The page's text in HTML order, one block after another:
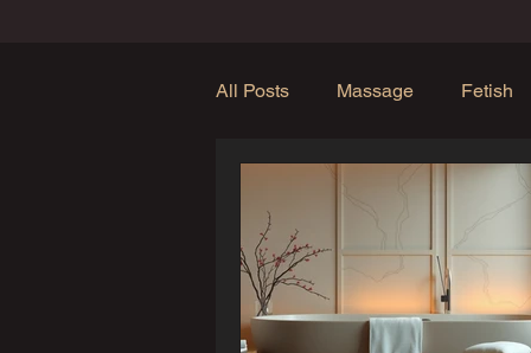
All Posts Massage Fetish
Empoderamento Feminino